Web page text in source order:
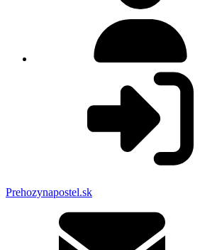
Prehozynapostel.sk